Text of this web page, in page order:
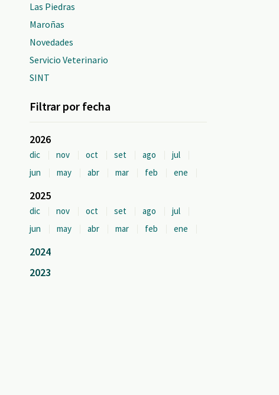
Las Piedras
Maroñas
Novedades
Servicio Veterinario
SINT
Filtrar por fecha
2026
dic nov oct set ago
jul
jun
may abr mar feb ene
2025
dic nov oct set ago
jul
jun
may abr mar feb ene
2024
2023